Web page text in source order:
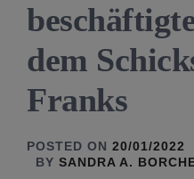
dem
Franks
POSTED ON 20/01/2022
BY SANDRA A.